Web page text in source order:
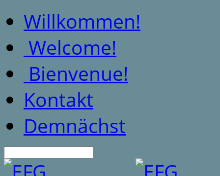
Willkommen!
Welcome!
Bienvenue!
Kontakt
Demnächst